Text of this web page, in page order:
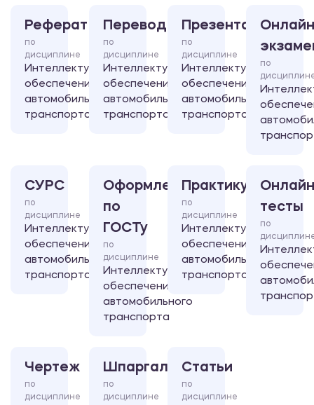
Реферат
по
дисциплине
Интеллектуальное
обеспечение
автомобильного
транспорта
Перевод
по
дисциплине
Интеллектуальное
обеспечение
автомобильного
транспорта
Презентация
по
дисциплине
Интеллектуальное
обеспечение
автомобильного
транспорта
по
СУРС
по
дисциплине
Интеллектуальное
обеспечение
автомобильного
транспорта
Оформление
по
ГОСТу
по
дисциплине
Интеллектуальное
обеспечение
автомобильного
транспорта
Практикум
по
дисциплине
Интеллектуальное
обеспечение
автомобильного
транспорта
тесты
по
Чертеж
по
дисциплине
Шпаргалка
по
дисциплине
Статьи
по
дисциплине